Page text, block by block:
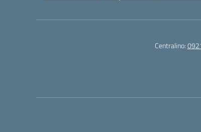
Centralino: